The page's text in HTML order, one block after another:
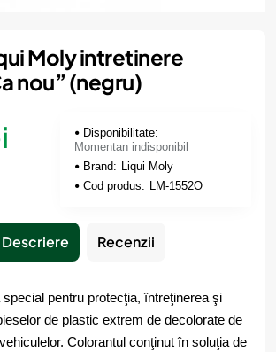
Moly intretinere
nou” (negru)
Disponibilitate:
Momentan indisponibil
Brand:
Liqui Moly
Cod produs:
LM-1552O
Descriere Recenzii
pentru protecţia, întreţinerea şi
de plastic extrem de decolorate de
Colorantul conţinut în soluţia de